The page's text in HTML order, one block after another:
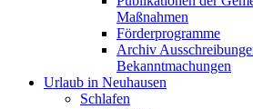
Maßnahmen
Förderprogramme
Archiv
Bekanntmachungen
Urlaub in Neuhausen
Schlafen